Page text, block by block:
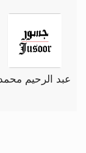
عبد الرحيم محمد